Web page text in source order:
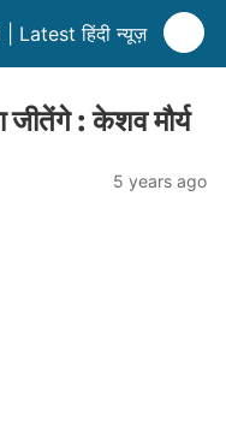
हिंदी न्यूज़
जीतेंगे : केशव मौर्य
5 years ago